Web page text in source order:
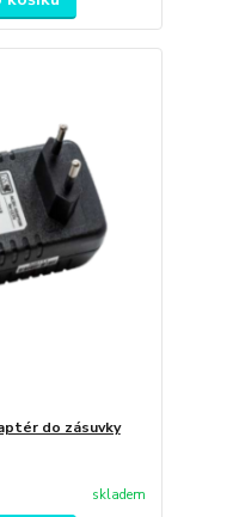
do zásuvky
skladem